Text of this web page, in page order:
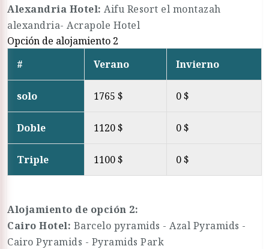
Alexandria Hotel: Aifu Resort el montazah
alexandria- Acrapole Hotel
Opción de alojamiento 2
#
Verano Invierno
solo 1765 $ 0 $
Doble 1120 $ 0 $
Triple 1100 $ 0 $
Alojamiento de opción 2:
Cairo Hotel: Barcelo pyramids - Azal Pyramids -
Cairo Pyramids - Pyramids Park